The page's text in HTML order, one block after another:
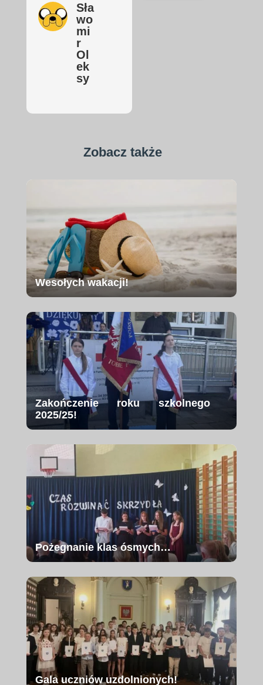
Sła
wo
mi
r
Ol
ek
sy
Zobacz także
Wesołych wakacji!
Zakończenie roku szkolnego
2025/25!
Pożegnanie klas ósmych…
Gala uczniów uzdolnionych!